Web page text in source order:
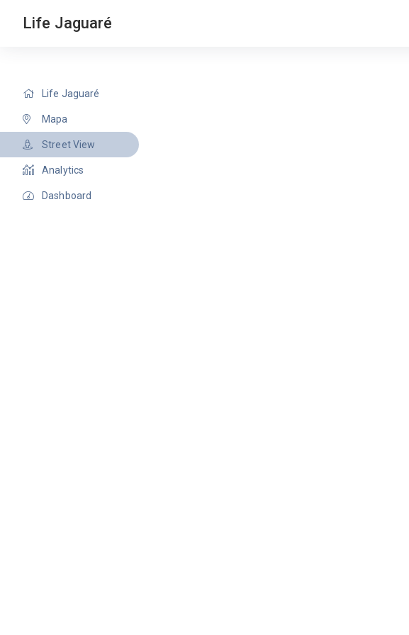
Life Jaguaré
Life Jaguaré
Mapa
Street View
Analytics
Dashboard